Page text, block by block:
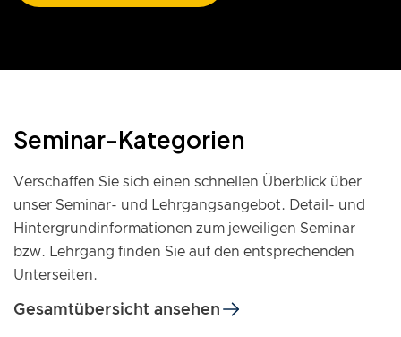
Seminar-Kategorien
Verschaffen Sie sich einen schnellen Überblick über
unser Seminar- und Lehrgangsangebot. Detail- und
Hintergrundinformationen zum jeweiligen Seminar
bzw. Lehrgang finden Sie auf den entsprechenden
Unterseiten.
Gesamtübersicht ansehen